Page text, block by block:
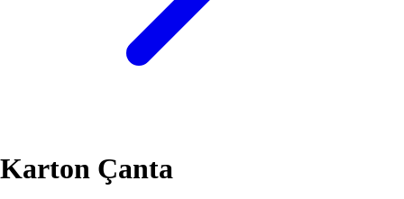
Karton Çanta